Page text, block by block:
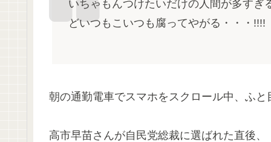
いちゃもんつけたいだけの人間が多すぎ
どいつもこいつも腐ってやがる・・・!!!!
朝の通勤電車でスマホをスクロール中、ふと
高市早苗さんが自民党総裁に選ばれた直後、